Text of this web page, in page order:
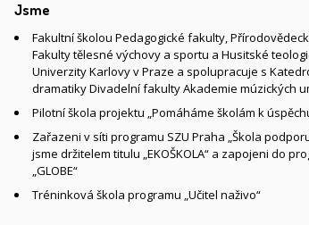
Jsme
Fakultní školou Pedagogické fakulty,
Fakulty tělesné výchovy a sportu a Husitské
Univerzity Karlovy v Praze a spolupracuje s
dramatiky Divadelní fakulty Akademie múzických
Pilotní škola projektu „Pomáháme školám k
Zařazeni v síti programu SZU Praha „Škola
jsme držitelem titulu „EKOŠKOLA“ a zapojeni do
„GLOBE“
Tréninková škola programu „Učitel naživo“